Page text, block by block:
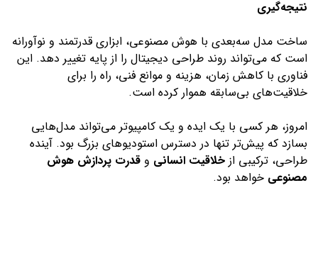
نتیجه‌گیری
ساخت مدل سه‌بعدی با هوش مصنوعی، ابزاری قدرتمند و نوآورانه
است که می‌تواند روند طراحی دیجیتال را از پایه تغییر دهد. این
فناوری با کاهش زمان، هزینه و موانع فنی، راه را برای
خلاقیت‌های بی‌سابقه هموار کرده است.
امروز، هر کسی با یک ایده و یک کامپیوتر می‌تواند مدل‌هایی
بسازد که پیش‌تر تنها در دسترس استودیوهای بزرگ بود. آینده
طراحی، ترکیبی از خلاقیت انسانی و قدرت پردازش هوش
مصنوعی خواهد بود.